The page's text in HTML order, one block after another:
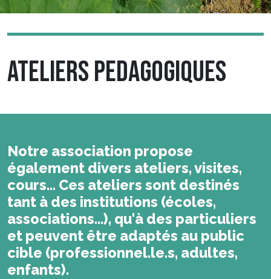
ATELIERS PEDAGOGIQUES
Notre association propose
également divers ateliers, visites,
cours... Ces ateliers sont destinés
tant à des institutions (écoles,
associations...), qu'à des particuliers
et peuvent être adaptés au public
cible (professionnel.le.s, adultes,
enfants).